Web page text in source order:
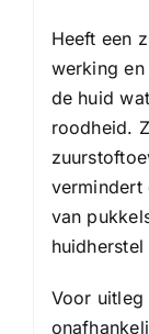
Heeft een
werking
de huid
roodheid.
vermindert
van
Voor